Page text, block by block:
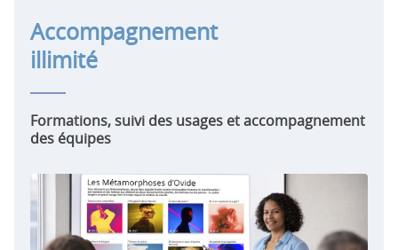
Accompagnement
illimité
Formations, suivi des usages et accompagnement
des équipes